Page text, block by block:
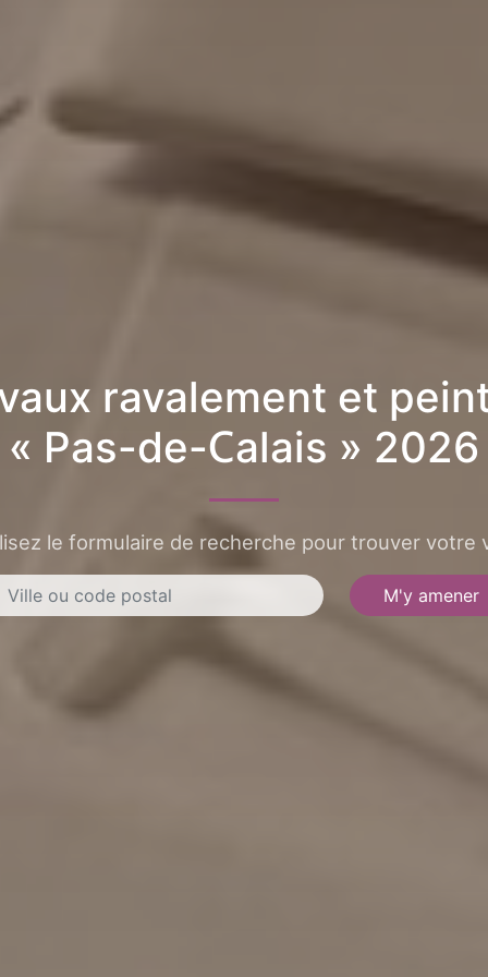
ravalement et
« Pas-de-Calais » 2026
le formulaire de recherche pour trouver votre
M'y amener